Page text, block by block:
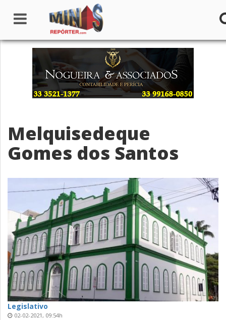
Home
Institucional
Seções
Canais
Melquisedeque
Gomes dos Santos
Legislativo
02-02-2021, 09:54h